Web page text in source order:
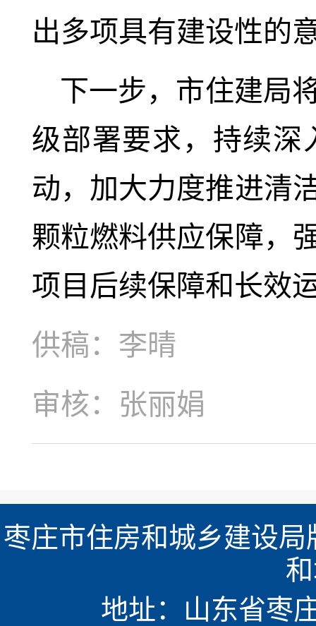
出多项具有建设性的
下一步，市住建局
级部署要求，持续深
动，加大力度推进清
颗粒燃料供应保障，
项目后续保障和长效
供稿：李晴
审核：张丽娟
枣庄市住房和城乡建设
地址：山东省枣